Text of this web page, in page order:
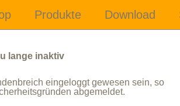
lange inaktiv
eingeloggt gewesen sein, so
abgemeldet.